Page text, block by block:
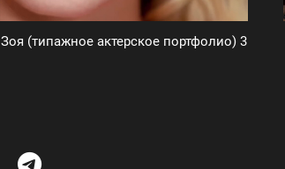
Зоя (типажное актерское портфолио) 3